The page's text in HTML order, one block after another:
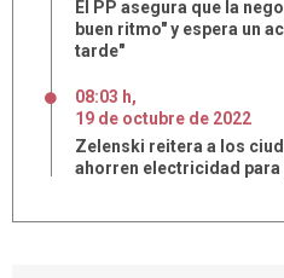
El PP asegura que la
buen ritmo" y espera un
tarde"
08:03 h,
19 de octubre de 2022
Zelenski reitera a los
ahorren electricidad